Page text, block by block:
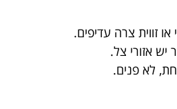
זווית צרה עדיפים.
יש אזורי צל.
לא פנים.